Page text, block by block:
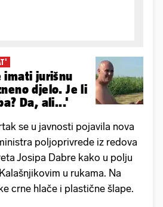
imati jurišnu
djelo. Je li
Da, ali...'
se u javnosti pojavila nova
poljoprivrede iz redova
Josipa Dabre kako u polju
u rukama. Na
crne hlače i plastične šlape.